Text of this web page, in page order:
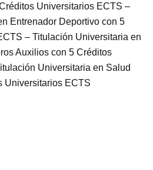
Universitarios ECTS –
Entrenador Deportivo con 5
– Titulación Universitaria en
Auxilios con 5 Créditos
Universitaria en Salud
Universitarios ECTS